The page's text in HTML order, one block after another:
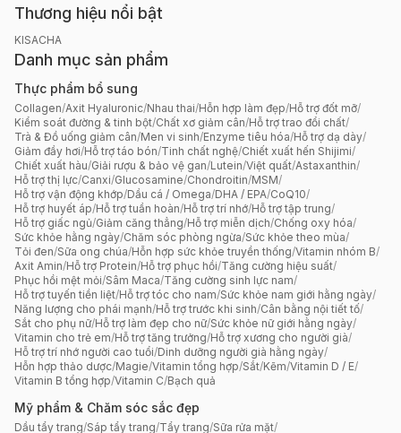
Thương hiệu nổi bật
KISACHA
Danh mục sản phẩm
Thực phẩm bổ sung
Collagen/Axit Hyaluronic/Nhau thai/Hỗn hợp làm đẹp/Hỗ trợ đốt mỡ/
Kiểm soát đường & tinh bột/Chất xơ giảm cân/Hỗ trợ trao đổi chất/
Trà & Đồ uống giảm cân/Men vi sinh/Enzyme tiêu hóa/Hỗ trợ dạ dày/
Giảm đầy hơi/Hỗ trợ táo bón/Tinh chất nghệ/Chiết xuất hến Shijimi/
Chiết xuất hàu/Giải rượu & bảo vệ gan/Lutein/Việt quất/Astaxanthin/
Hỗ trợ thị lực/Canxi/Glucosamine/Chondroitin/MSM/
Hỗ trợ vận động khớp/Dầu cá / Omega/DHA / EPA/CoQ10/
Hỗ trợ huyết áp/Hỗ trợ tuần hoàn/Hỗ trợ trí nhớ/Hỗ trợ tập trung/
Hỗ trợ giấc ngủ/Giảm căng thẳng/Hỗ trợ miễn dịch/Chống oxy hóa/
Sức khỏe hằng ngày/Chăm sóc phòng ngừa/Sức khỏe theo mùa/
Tỏi đen/Sữa ong chúa/Hỗn hợp sức khỏe truyền thống/Vitamin nhóm B/
Axit Amin/Hỗ trợ Protein/Hỗ trợ phục hồi/Tăng cường hiệu suất/
Phục hồi mệt mỏi/Sâm Maca/Tăng cường sinh lực nam/
Hỗ trợ tuyến tiền liệt/Hỗ trợ tóc cho nam/Sức khỏe nam giới hằng ngày/
Năng lượng cho phái mạnh/Hỗ trợ trước khi sinh/Cân bằng nội tiết tố/
Sắt cho phụ nữ/Hỗ trợ làm đẹp cho nữ/Sức khỏe nữ giới hằng ngày/
Vitamin cho trẻ em/Hỗ trợ tăng trưởng/Hỗ trợ xương cho người già/
Hỗ trợ trí nhớ người cao tuổi/Dinh dưỡng người già hằng ngày/
Hỗn hợp thảo dược/Magie/Vitamin tổng hợp/Sắt/Kẽm/Vitamin D / E/
Vitamin B tổng hợp/Vitamin C/Bạch quả
Mỹ phẩm & Chăm sóc sắc đẹp
Dầu tẩy trang/Sáp tẩy trang/Tẩy trang/Sữa rửa mặt/